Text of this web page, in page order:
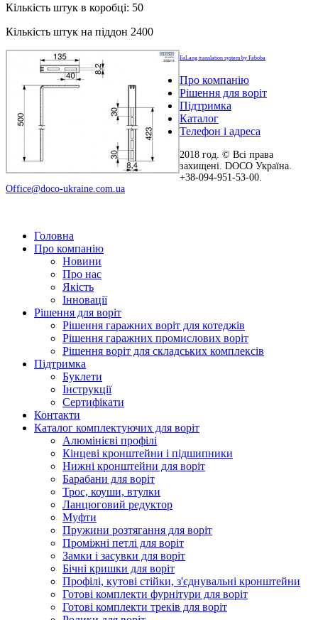
Кількість штук в коробці: 50
Кількість штук на піддон 2400
FaLang translation system by Faboba
Про компанію
Рішення для воріт
Підтримка
Каталог
Телефон і адреса
2018 год. © Всі права
захищені. DOCO Україна.
+38-094-951-53-00.
Office@doco-ukraine.com.ua
Головна
Про компанію
Новини
Про нас
Якість
Інновації
Рішення для воріт
Рішення гаражних воріт для котеджів
Рішення гаражних промислових воріт
Рішення воріт для складських комплексів
Підтримка
Буклети
Інструкції
Сертифікати
Контакти
Каталог комплектуючих для воріт
Алюмінієві профілі
Кінцеві кронштейни і підшипники
Нижні кронштейни для воріт
Барабани для воріт
Трос, коуши, втулки
Ланцюговий редуктор
Муфти
Пружини розтягання для воріт
Проміжні петлі для воріт
Замки і засувки для воріт
Бічні кришки для воріт
Профілі, кутові стійки, з'єднувальні кронштейни
Готові комплекти фурнітури для воріт
Готові комплекти треків для воріт